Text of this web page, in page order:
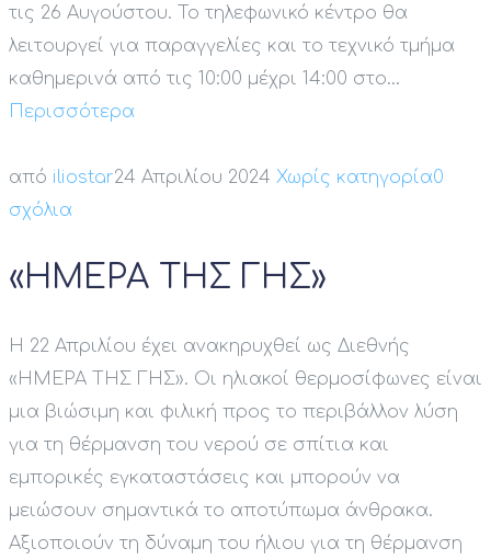
τις 26 Αυγούστου. Το τηλεφωνικό κέντρο θα
λειτουργεί για παραγγελίες και το τεχνικό τμήμα
καθημερινά από τις 10:00 μέχρι 14:00 στο...
Περισσότερα
από iliostar24 Απριλίου 2024 Χωρίς κατηγορία0
σχόλια
«ΗΜΕΡΑ ΤΗΣ ΓΗΣ»
Η 22 Απριλίου έχει ανακηρυχθεί ως Διεθνής
«ΗΜΕΡΑ ΤΗΣ ΓΗΣ». Οι ηλιακοί θερμοσίφωνες είναι
μια βιώσιμη και φιλική προς το περιβάλλον λύση
για τη θέρμανση του νερού σε σπίτια και
εμπορικές εγκαταστάσεις και μπορούν να
μειώσουν σημαντικά το αποτύπωμα άνθρακα.
Αξιοποιούν τη δύναμη του ήλιου για τη θέρμανση